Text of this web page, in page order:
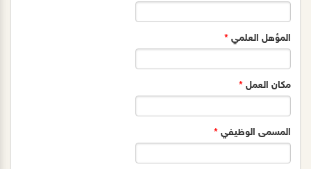
المؤهل العلمي *
مكان العمل *
المسمى الوظيفي *